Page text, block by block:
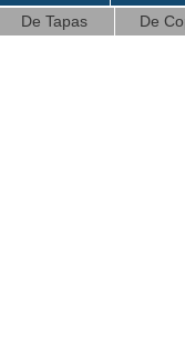
De Tapas De